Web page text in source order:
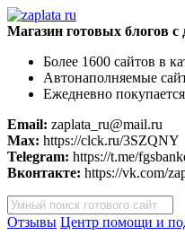
Магазин готовых блогов с
Более 1600 сайтов в
Автонаполняемые
Ежедневно
Email: zaplata_ru@mail.ru
Max: https://clck.ru/3SZQNY
Telegram: https://t.me/
Вконтакте: https://vk.com/
Поиск
товаров
Отзывы Центр помощи и